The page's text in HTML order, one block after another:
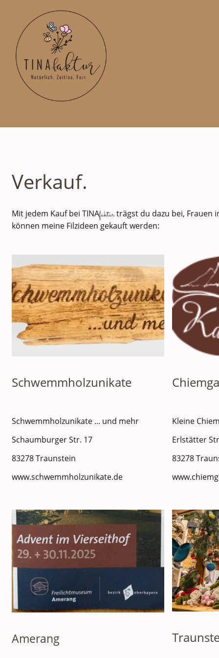
Verkauf.
Mit jedem Kauf bei TINAfakturträgst du dazu bei, Frauen
können meine Filzideen gekauft werden:
Schwemmholzunikate
Schwemmholzunikate ... und mehr
Schaumburger Str. 17
83278 Traunstein
www.schwemmholzunikate.de
Kleine
Erlstätter
83278
Amerang